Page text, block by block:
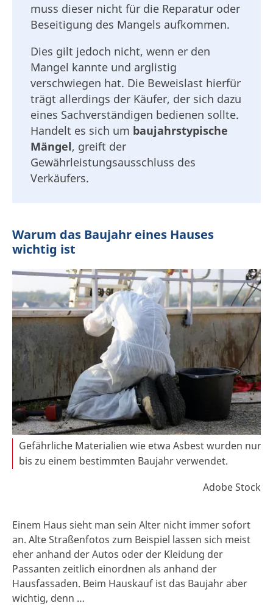
muss dieser nicht für die Reparatur oder
Beseitigung des Mangels aufkommen.
Dies gilt jedoch nicht, wenn er den
Mangel kannte und arglistig
verschwiegen hat. Die Beweislast hierfür
trägt allerdings der Käufer, der sich dazu
eines Sachverständigen bedienen sollte.
Handelt es sich um baujahrstypische
Mängel, greift der
Gewährleistungsausschluss des
Verkäufers.
Warum das Baujahr eines Hauses
wichtig ist
Gefährliche Materialien wie etwa Asbest wurden nur
bis zu einem bestimmten Baujahr verwendet.
Adobe Stock
Einem Haus sieht man sein Alter nicht immer sofort
an. Alte Straßenfotos zum Beispiel lassen sich meist
eher anhand der Autos oder der Kleidung der
Passanten zeitlich einordnen als anhand der
Hausfassaden. Beim Hauskauf ist das Baujahr aber
wichtig, denn …